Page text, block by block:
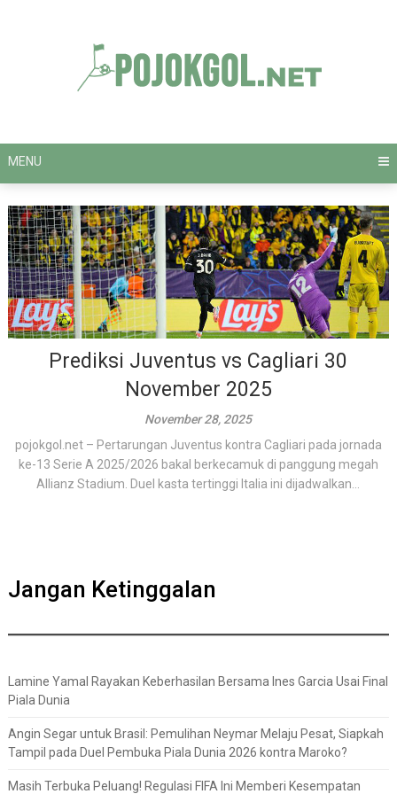
MENU
Prediksi Juventus vs Cagliari 30
November 2025
November 28, 2025
pojokgol.net – Pertarungan Juventus kontra Cagliari pada jornada
ke-13 Serie A 2025/2026 bakal berkecamuk di panggung megah
Allianz Stadium. Duel kasta tertinggi Italia ini dijadwalkan...
Jangan Ketinggalan
Lamine Yamal Rayakan Keberhasilan Bersama Ines Garcia Usai Final
Piala Dunia
Angin Segar untuk Brasil: Pemulihan Neymar Melaju Pesat, Siapkah
Tampil pada Duel Pembuka Piala Dunia 2026 kontra Maroko?
Masih Terbuka Peluang! Regulasi FIFA Ini Memberi Kesempatan